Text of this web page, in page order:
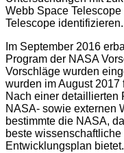
Webb Space
Telescope identifizieren.
Im September 2016
Program der NASA
Vorschläge wurden
wurden im August
Nach einer detaillierten
NASA- sowie externen
bestimmte die NASA,
beste
Entwicklungsplan bietet.